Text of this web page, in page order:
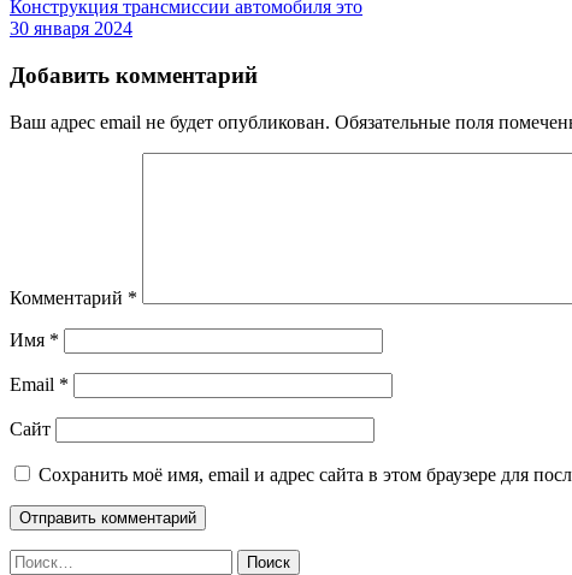
Конструкция трансмиссии автомобиля это
30 января 2024
Добавить комментарий
Ваш адрес email не будет опубликован. Обязательные поля
Комментарий *
Имя *
Email *
Сайт
Сохранить моё имя, email и адрес сайта в этом браузере для
Найти: